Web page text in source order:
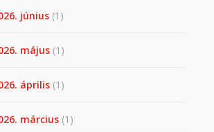
június (1)
május (1)
április (1)
március (1)